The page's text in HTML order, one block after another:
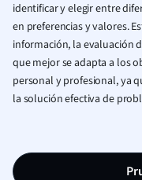
identificar y elegir entre
en preferencias y valores.
información, la evaluación
que mejor se adapta a los
personal y profesional, ya
la solución efectiva de